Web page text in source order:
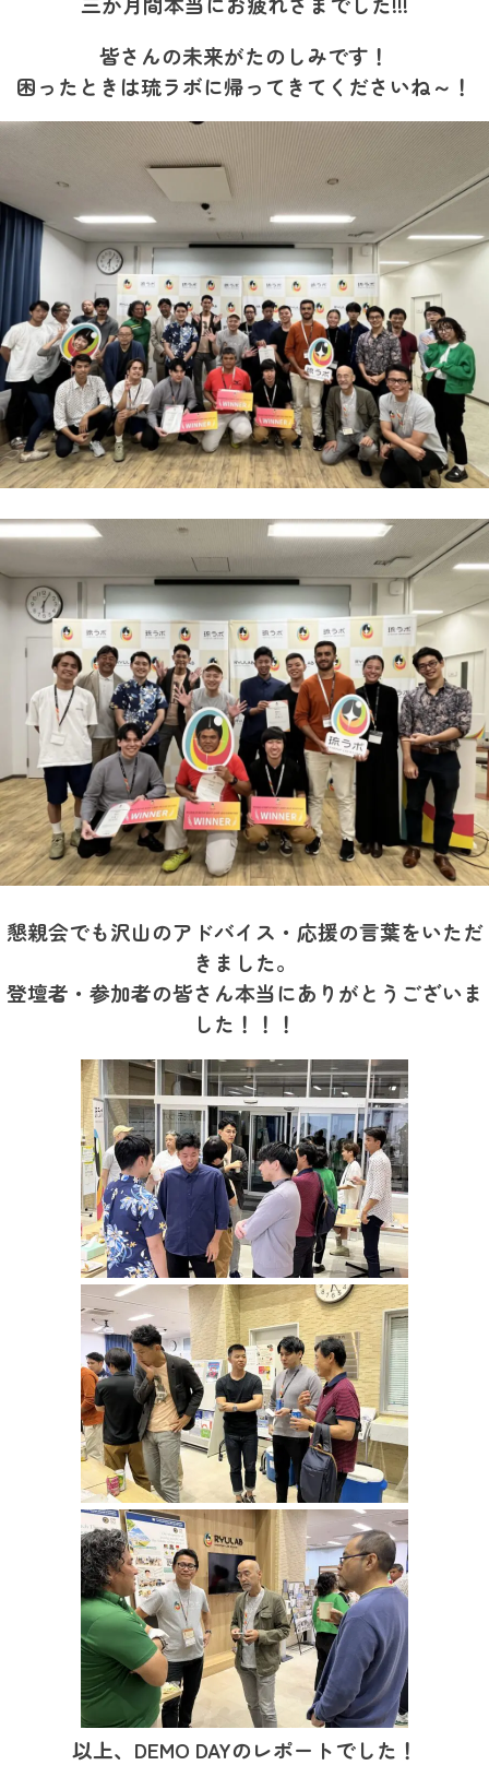
皆さんの未来がたのしみです！
困ったときは琉ラボに帰ってきてくださいね～！
懇親会でも沢山のアドバイス・応援の言葉をいただ
きました。
登壇者・参加者の皆さん本当にありがとうございま
した！！！
以上、DEMO DAYのレポートでした！